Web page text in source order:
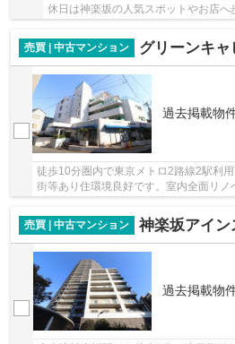
休日は神楽坂の人気スポットやお店へ
売買 | 中古マンション グリーンキ
過去掲載物
徒歩10分圏内で東京メトロ2路線2駅利
街等あり住環境良好です。室内全面リ
売買 | 中古マンション
神楽坂アイン
過去掲載物